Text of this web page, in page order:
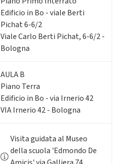
Edificio in Bo - viale Berti
Pichat 6-6/2
Viale Carlo Berti Pichat, 6-6/2 -
Bologna
AULA B
Piano Terra
Edificio in Bo - via Irnerio 42
VIA Irnerio 42 - Bologna
Visita guidata al Museo
della scuola 'Edmondo De